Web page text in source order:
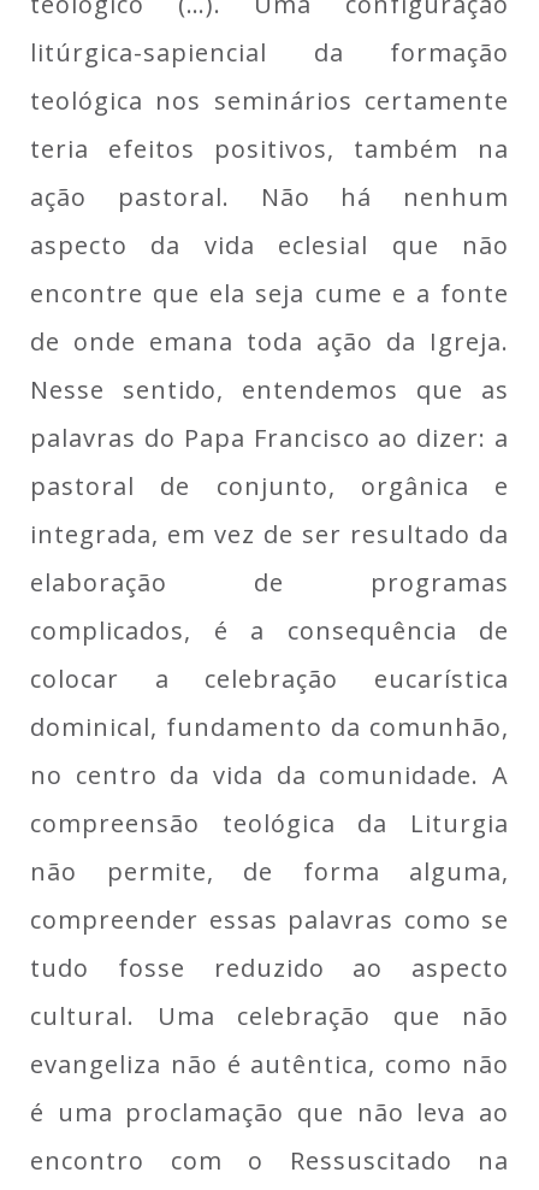
litúrgica-sapiencial da formação
teológica nos seminários certamente
teria efeitos positivos, também na
ação pastoral. Não há nenhum
aspecto da vida eclesial que não
encontre que ela seja cume e a fonte
de onde emana toda ação da Igreja.
Nesse sentido, entendemos que as
palavras do Papa Francisco ao dizer: a
pastoral de conjunto, orgânica e
integrada, em vez de ser resultado da
elaboração de programas
complicados, é a consequência de
colocar a celebração eucarística
dominical, fundamento da comunhão,
no centro da vida da comunidade. A
compreensão teológica da Liturgia
não permite, de forma alguma,
compreender essas palavras como se
tudo fosse reduzido ao aspecto
cultural. Uma celebração que não
evangeliza não é autêntica, como não
é uma proclamação que não leva ao
encontro com o Ressuscitado na